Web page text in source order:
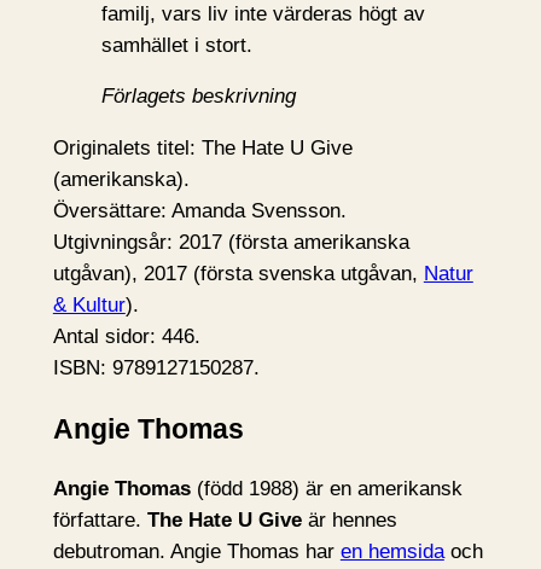
familj, vars liv inte värderas högt av
samhället i stort.
Förlagets beskrivning
Originalets titel: The Hate U Give
(amerikanska).
Översättare: Amanda Svensson.
Utgivningsår: 2017 (första amerikanska
utgåvan), 2017 (första svenska utgåvan, Natur
& Kultur).
Antal sidor: 446.
ISBN: 9789127150287.
Angie Thomas
Angie Thomas(född 1988) är en amerikansk
författare. The Hate U Giveär hennes
debutroman. Angie Thomas har en hemsidaoch